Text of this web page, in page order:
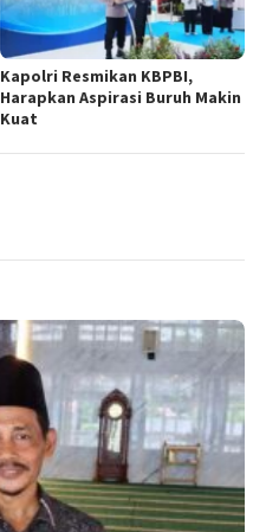
Kapolri Resmikan KBPBI,
Harapkan Aspirasi Buruh Makin
Kuat